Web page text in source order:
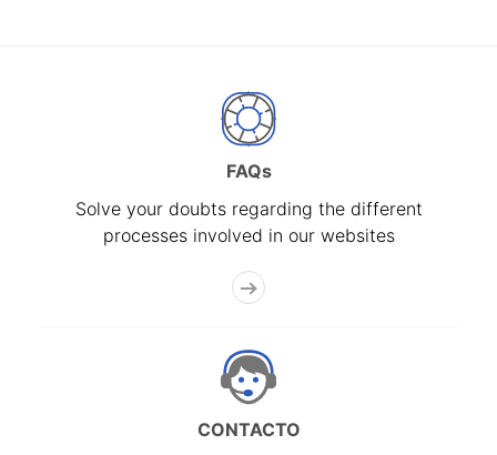
FAQs
Solve your doubts regarding the different
processes involved in our websites
CONTACTO